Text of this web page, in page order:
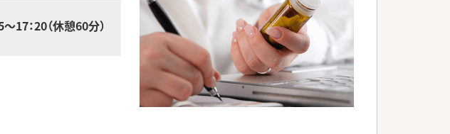
17：20（休憩60分）